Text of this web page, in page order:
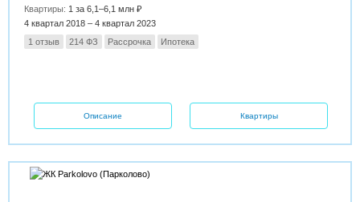
Квартиры: 1 за 6,1–6,1 млн ₽
4 квартал 2018 – 4 квартал 2023
1 отзыв
214 ФЗ Рассрочка Ипотека
Описание Квартиры